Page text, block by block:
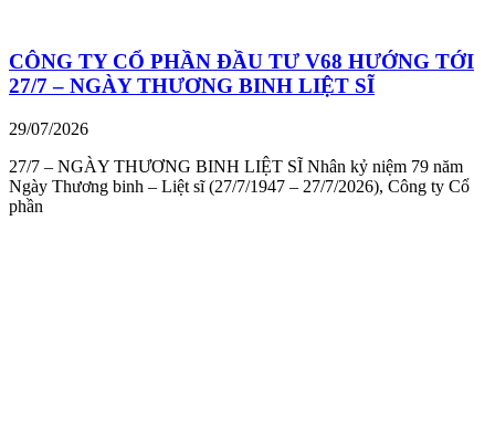
CÔNG TY CỔ PHẦN ĐẦU TƯ V68 HƯỚNG TỚI
27/7 – NGÀY THƯƠNG BINH LIỆT SĨ
29/07/2026
27/7 – NGÀY THƯƠNG BINH LIỆT SĨ Nhân kỷ niệm 79 năm
Ngày Thương binh – Liệt sĩ (27/7/1947 – 27/7/2026), Công ty Cổ
phần